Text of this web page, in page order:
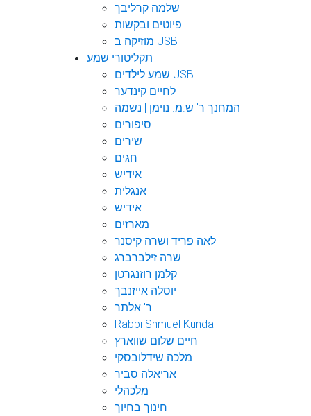
שלמה קרליבך
פיוטים ובקשות
מוזיקה ב USB
תקליטורי שמע
שמע לילדים USB
לחיים קינדער
המחנך ר' ש.מ. נוימן | נשמה
סיפורים
שירים
חגים
אידיש
אנגלית
אידיש
מארזים
לאה פריד ושרה קיסנר
שרה זילברברג
קלמן רוזנגרטן
יוסלה אייזנבך
ר' אלתר
Rabbi Shmuel Kunda
חיים שלום שווארץ
מלכה שידלובסקי
אריאלה סביר
מלכהלי
חינוך בחיוך